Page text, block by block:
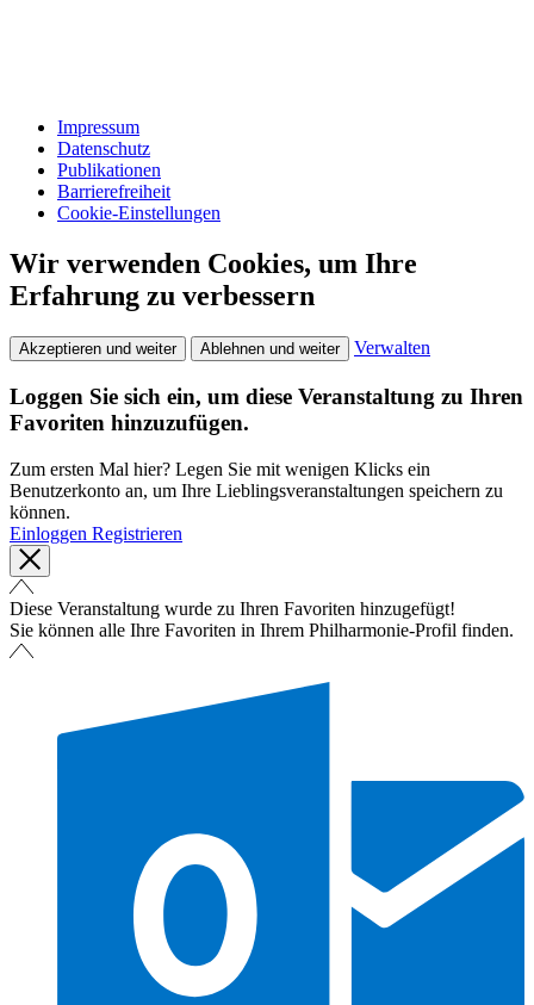
Impressum
Datenschutz
Publikationen
Barrierefreiheit
Cookie-Einstellungen
Wir verwenden Cookies, um Ihre
Erfahrung zu verbessern
Akzeptieren und weiter Ablehnen und weiter Verwalten
Loggen Sie sich ein, um diese Veranstaltung zu Ihren
Favoriten hinzuzufügen.
Zum ersten Mal hier? Legen Sie mit wenigen Klicks ein
Benutzerkonto an, um Ihre Lieblingsveranstaltungen speichern zu
können.
Einloggen Registrieren
Diese Veranstaltung wurde zu Ihren Favoriten hinzugefügt!
Sie können alle Ihre Favoriten in Ihrem Philharmonie-Profil finden.